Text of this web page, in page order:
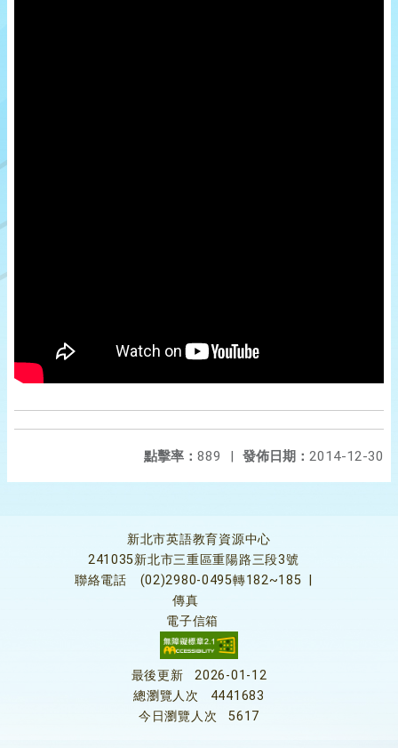
發佈日期： 2014-12-30
點擊率： 889 |
新北市英語教育資源中心
241035新北市三重區重陽路三段3號
聯絡電話
(02)2980-0495轉182~185
傳真
電子信箱
最後更新
2026-01-12
總瀏覽人次
4441683
今日瀏覽人次
5617